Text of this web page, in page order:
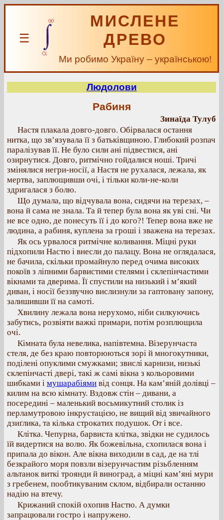
☰
МИСЛЕНЕ
ДРЕВО
Ми робимо Україну – українською!
Людолови
Рабиня
Зинаїда Тулуб
Настя плакала довго-довго. Обірвалася остання
нитка, що зв’язувала її з батьківщиною. Глибокий розпач
паралізував її. Не було сили ані підвестися, ані
озирнутися. Довго, ритмічно гойдалися ноші. Тричі
змінялися негри-носії, а Настя не рухалася, лежала, як
мертва, заплющивши очі, і тільки коли-не-коли
здригалася з болю.
Що думала, що відчувала вона, сидячи на терезах, –
вона й сама не знала. Та й тепер була вона як уві сні. Чи
не все одно, де понесуть її і до кого?! Тепер вона вже не
людина, а рабиня, куплена за гроші і зважена на терезах.
Як ось урвалося ритмічне коливання. Міцні руки
підхопили Настю і внесли до палацу. Вона не оглядалася,
не бачила, скільки промайнуло перед очима високих
покоїв з ліпними барвистими стелями і склепінчастими
вікнами та дверима. Її спустили на низький і м’який
диван, і носії беззвучно вислизнули за гаптовану запону,
залишивши її на самоті.
Хвилину лежала вона нерухомо, ніби силкуючись
забутись, розвіяти важкі примари, потім розплющила
очі.
Кімната була невелика, напівтемна. Візерунчаста
стеля, де без краю повторюються зорі й многокутники,
поділені опуклими смужками; звислі карнизи, низькі
склепінчасті двері, такі ж самі вікна з кольоровими
шибками і мушарабіями від сонця. На кам’яній долівці –
килим на всю кімнату. Вздовж стін – дивани, а
посередині – маленький восьмикутний столик із
перламутровою інкрустацією, не вищий від звичайного
дзиґлика, та кілька строкатих подушок. От і все.
Клітка. Чепурна, барвиста клітка, звідки не судилось
їй видертися на волю. Як божевільна, схопилася вона і
припала до вікон. Але вікна виходили в сад, де на тлі
безкрайого моря повзли візерунчастим різьбленням
альтанок виткі троянди й виноград, а міцні кам’яні мури
з гребенем, пообтикуваним склом, відбирали останню
надію на втечу.
Крижаний спокій охопив Настю. А думки
запрацювали гостро і напружено.